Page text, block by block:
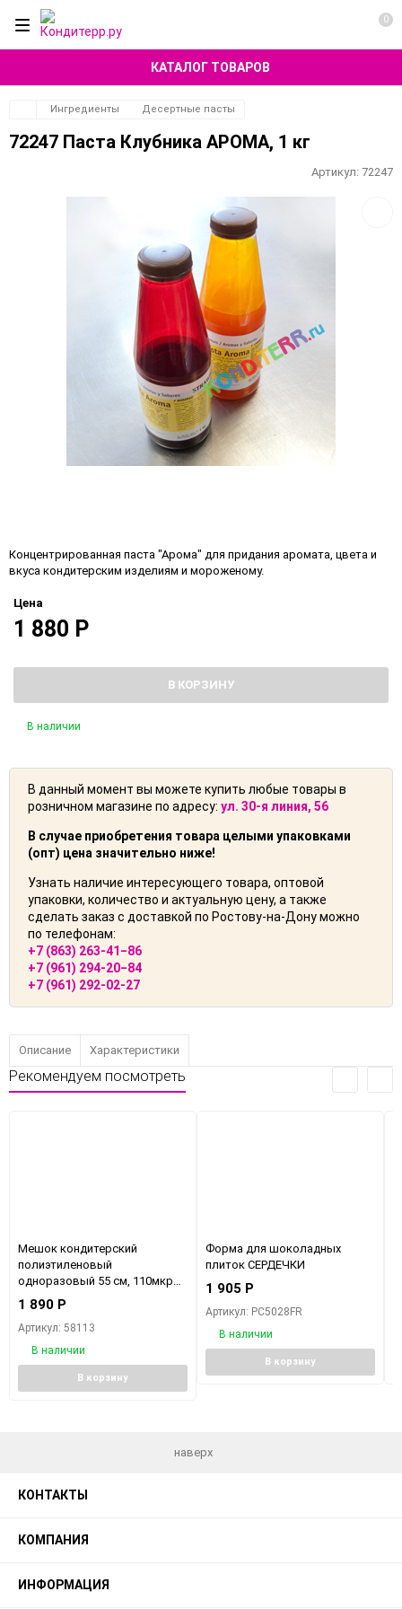
КАТАЛОГ ТОВАРОВ
0
Ингредиенты Десертные пасты
72247 Паста Клубника АРОМА, 1 кг
Артикул: 72247
Концентрированная паста "Арома" для придания аромата, цвета и
вкуса кондитерским изделиям и мороженому.
Цена
1 880 Р
В КОРЗИНУ
В наличии
В данный момент вы можете купить любые товары в
розничном магазине по адресу: ул. 30-я линия, 56
В случае приобретения товара целыми упаковками
(опт) цена значительно ниже!
Узнать наличие интересующего товара, оптовой
упаковки, количество и актуальную цену, а также
сделать заказ с доставкой по Ростову-на-Дону можно
по телефонам:
+7 (863) 263-41‒86
+7 (961) 294-20‒84
+7 (961) 292-02-27
Описание Характеристики
Рекомендуем посмотреть
Мешок кондитерский
полиэтиленовый
одноразовый 55 см, 110мкр
(рулон 100 шт.)
1 890 Р
Артикул: 58113
В наличии
В корзину
Форма для шоколадных
плиток СЕРДЕЧКИ
1 905 Р
Артикул: PC5028FR
В наличии
В корзину
наверх
КОНТАКТЫ
КОМПАНИЯ
ИНФОРМАЦИЯ